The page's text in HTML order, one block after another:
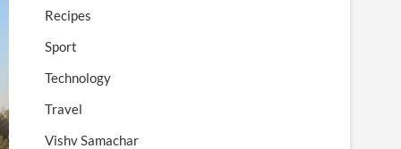
Recipes
Sport
Technology
Travel
Vishv Samachar